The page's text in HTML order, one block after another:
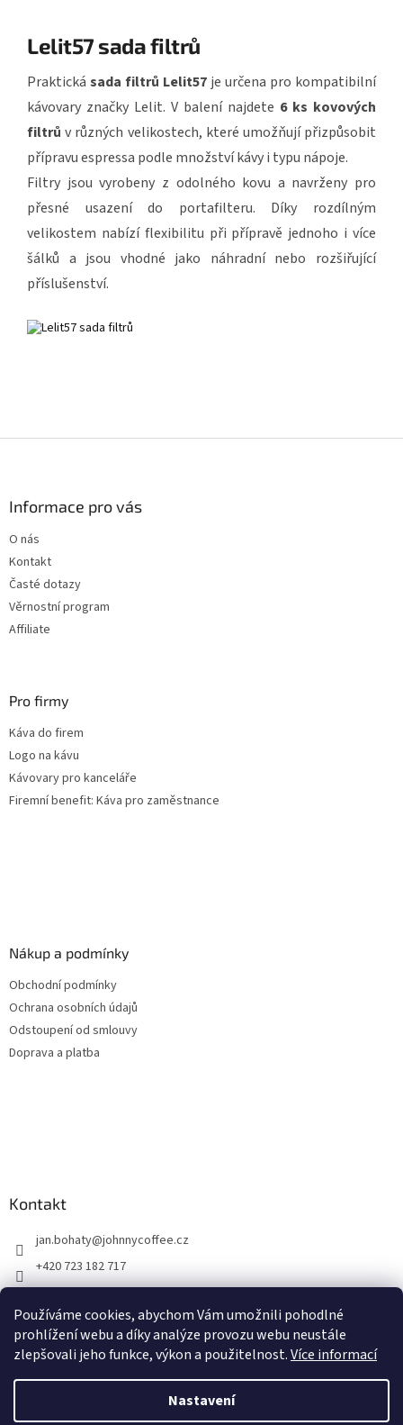
Používáme cookies, abychom Vám umožnili pohodlné
prohlížení webu a díky analýze provozu webu neustále
zlepšovali jeho funkce, výkon a použitelnost.Více informací
Nastavení
Lelit57 sada filtrů
Praktická sada filtrů Lelit57 je určena pro kompatibilní
kávovary značky Lelit. V balení najdete 6 ks kovových
filtrů v různých velikostech, které umožňují přizpůsobit
přípravu espressa podle množství kávy i typu nápoje.
Filtry jsou vyrobeny z odolného kovu a navrženy pro
přesné usazení do portafilteru. Díky rozdílným
velikostem nabízí flexibilitu při přípravě jednoho i více
šálků a jsou vhodné jako náhradní nebo rozšiřující
příslušenství.
Informace pro vás
O nás
Kontakt
Časté dotazy
Věrnostní program
Affiliate
Pro firmy
Káva do firem
Logo na kávu
Kávovary pro kanceláře
Firemní benefit: Káva pro zaměstnance
Nákup a podmínky
Obchodní podmínky
Ochrana osobních údajů
Odstoupení od smlouvy
Doprava a platba
Kontakt
jan.bohaty@johnnycoffee.cz
+420 723 182 717
Johnny Coffee
prazirna_johnny_coffee/
Vytvořil Shoptet